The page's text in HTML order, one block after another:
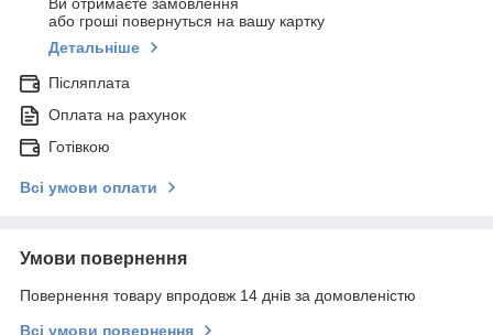
Ви отримаєте замовлення
або гроші повернуться на вашу картку
Детальніше
Післяплата
Оплата на рахунок
Готівкою
Всі умови оплати
Умови повернення
Повернення товару впродовж 14 днів за домовленістю
Всі умови повернення